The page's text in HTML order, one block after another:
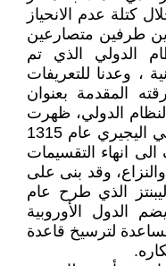
كتلة عدم الانحياز
طرفين متصارعين
الدولي الذي تم
، وعدنا للتعريفات
المقدمة بعنوان
الدولي، ظهرت
فكرة النظام الدولي في مقولة دانتي اليجيري عام 1315
انهاء التقسيمات
وقد بنى على
الذي طرح عام
الدول الأوروبية
لترسيخ قاعدة